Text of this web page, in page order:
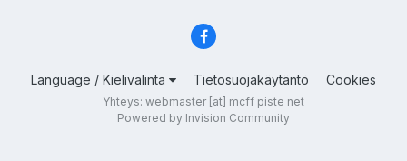
Language / Kielivalinta Tietosuojakäytäntö Cookies
Yhteys: webmaster [at] mcff piste net
Powered by Invision Community